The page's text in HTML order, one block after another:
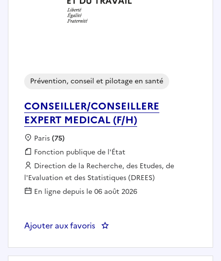
CONSEILLER/CONSEILLERE
EXPERT MEDICAL (F/H)
Prévention, conseil et pilotage en santé
Localisation :
Paris(75)
Fonction publique :
Fonction publique de l'État
Employeur :
Direction de la Recherche, des Etudes, de
l'Evaluation et des Statistiques (DREES)
En ligne depuis le 06 août 2026
Ajouter aux favoris : CONSEILLER/CONSEILLERE